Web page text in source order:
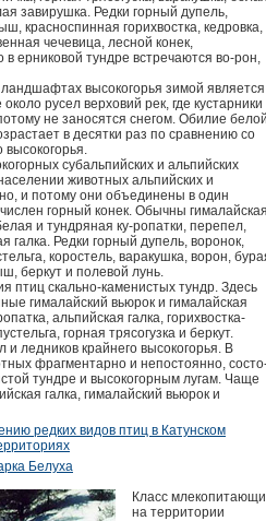
завирушка. Редки горный дупель,
красноспинная горихвостка, кедровка,
чечевица, лесной конек,
ерниковой тундре встречаются во-рон,
высокогорья зимой является
русел верховий рек, где кустарники
не заносятся снегом. Обилие
в десятки раз по сравнению со
высокогорья.
субальпийских и альпийских
животных альпийских и
и потому они объединены в один
горный конек. Обычны
и тундряная ку-ропатки, перепел,
галка. Редки горный дупель, воронок,
коростель, варакушка, ворон,
беркут и полевой лунь.
птиц скально-каменистых тундр. Здесь
гималайский вьюрок и гималайская
альпийская галка, горихвостка-
горная трясогузка и беркут.
ледников крайнего высокогорья. В
фрагментарно и непостоянно,
тундре и высокогорным лугам. Чаще
галка, гималайский вьюрок и
редких видов птиц в Катунском
Белуха
Класс
на территории